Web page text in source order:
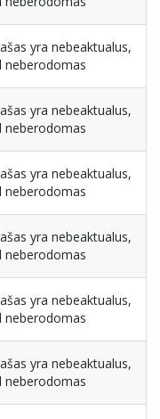
yra nebeaktualus,
neberodomas
yra nebeaktualus,
neberodomas
yra nebeaktualus,
neberodomas
yra nebeaktualus,
neberodomas
yra nebeaktualus,
neberodomas
yra nebeaktualus,
neberodomas